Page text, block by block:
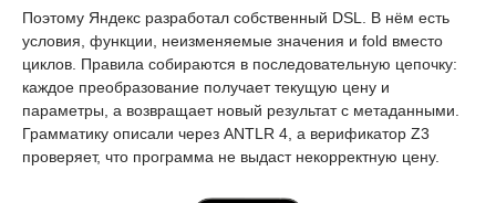
Поэтому Яндекс разработал собственный DSL. В нём есть
условия, функции, неизменяемые значения и fold вместо
циклов. Правила собираются в последовательную цепочку:
каждое преобразование получает текущую цену и
параметры, а возвращает новый результат с метаданными.
Грамматику описали через ANTLR 4, а верификатор Z3
проверяет, что программа не выдаст некорректную цену.